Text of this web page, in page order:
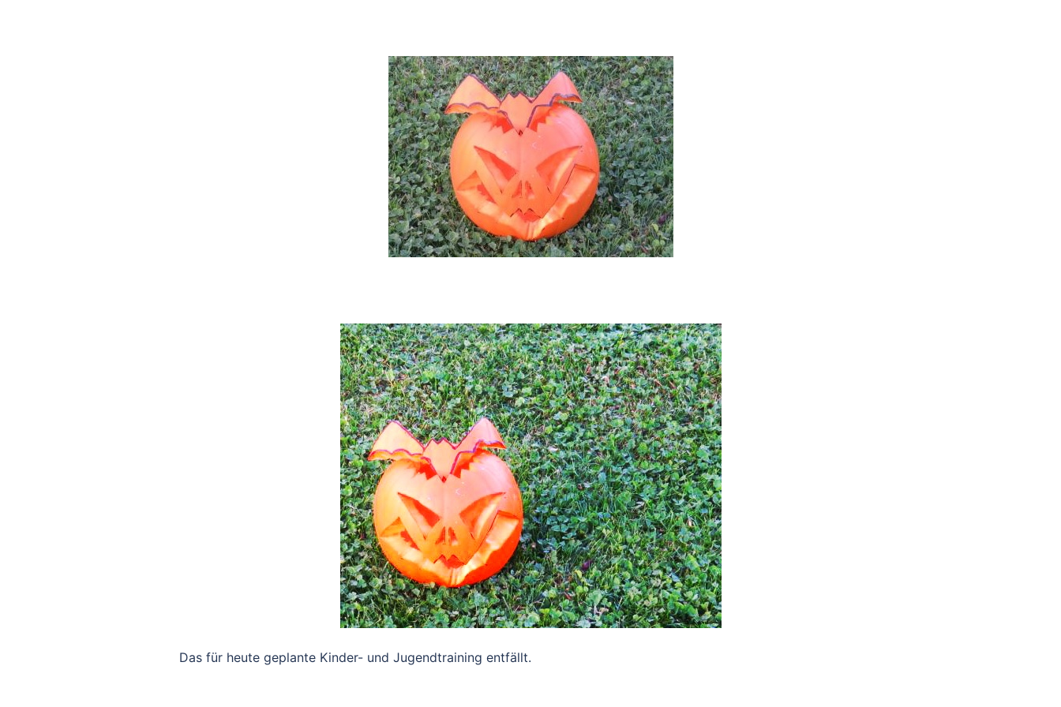
Das für heute geplante Kinder- und Jugendtraining entfällt.